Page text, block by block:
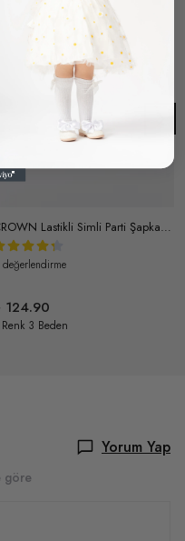
CROWN Lastikli Simli Parti Şapka Kraliçe Doğum Günü Tacı (Gümüş-Lila)
124.90
3 Beden
Yorum Yap
göre